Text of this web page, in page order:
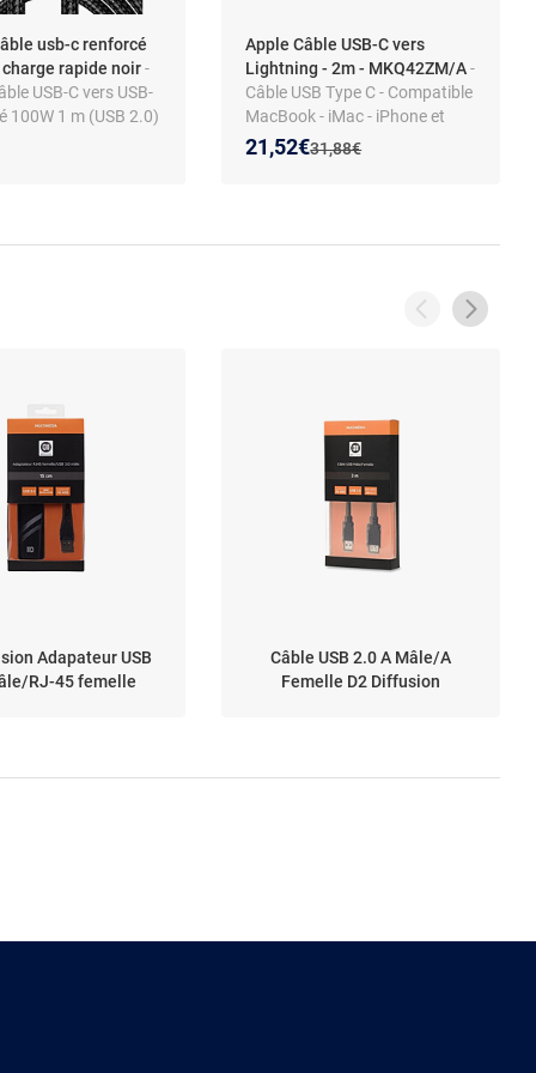
usb-c renforcé
charge rapide noir-
USB-C vers USB-
100W 1 m (USB 2.0)
Apple Câble USB-C vers
Lightning - 2m - MKQ42ZM/A-
Câble USB Type C - Compatible
MacBook - iMac - iPhone et
iPad
Ancien prix :
31,88€
Nouveau prix :
21,52€
Réduction de :
Adapateur USB
RJ-45 femelle
Câble USB 2.0 A Mâle/A
Femelle D2 Diffusion